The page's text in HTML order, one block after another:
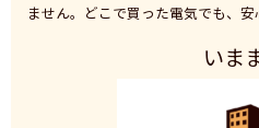
ません。どこで買った電気でも、安
いま